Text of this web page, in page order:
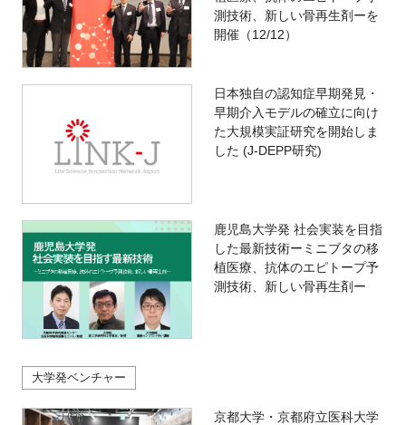
測技術、新しい骨再生剤ーを
開催（12/12）
日本独自の認知症早期発見・
早期介入モデルの確立に向け
た大規模実証研究を開始しま
した (J-DEPP研究)
鹿児島大学発 社会実装を目指
した最新技術ーミニブタの移
植医療、抗体のエピトープ予
測技術、新しい骨再生剤ー
大学発ベンチャー
京都大学・京都府立医科大学